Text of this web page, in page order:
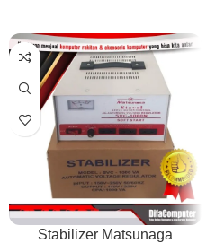
Stabilizer Matsunaga